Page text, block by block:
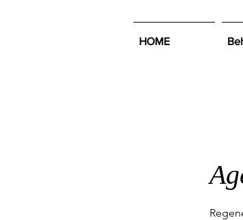
HOME